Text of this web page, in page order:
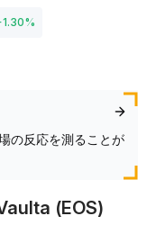
1.30%
の反応を測ることが
(EOS)